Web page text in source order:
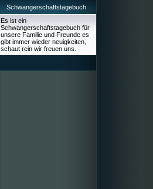
Schwangerschaftstagebuch
Es ist ein
Schwangerschaftstagebuch für
unsere Familie und Freunde es
gibt immer wieder neuigkeiten,
schaut rein wir freuen uns.